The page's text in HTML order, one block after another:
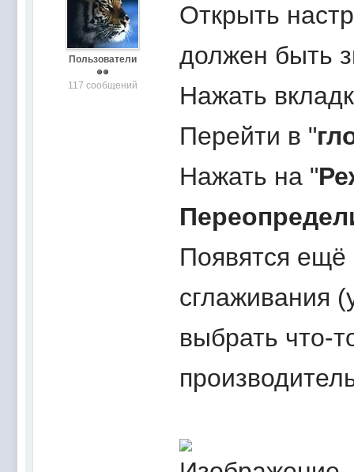
Пользователи
117 сообщений
Открыть
должен быть
Нажать
Перейти в "
Нажать на "
Появятся
сглаживания
выбрать что-